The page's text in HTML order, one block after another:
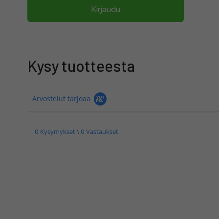
Kirjaudu
Kysy tuotteesta
Arvostelut tarjoaa
0 Kysymykset \ 0 Vastaukset